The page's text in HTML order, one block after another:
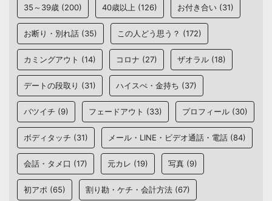
35～39歳 (200) 40歳以上 (126) お付き合い (31)
お断り・別れ話 (35) この人どう思う？ (172)
カミングアウト (14) コロナ (27) ザオラル (18)
デートの段取り (31) ハイスぺ・金持ち (37)
バツイチ (9) フェードアウト (33) プロフィール (30)
ボディタッチ (31) メール・LINE・ビデオ通話・電話 (84)
会話・タメ口 (17) 元カレ (19) 写真 (9)
初アポ (65) 割り勘・ケチ・会計方法 (67)